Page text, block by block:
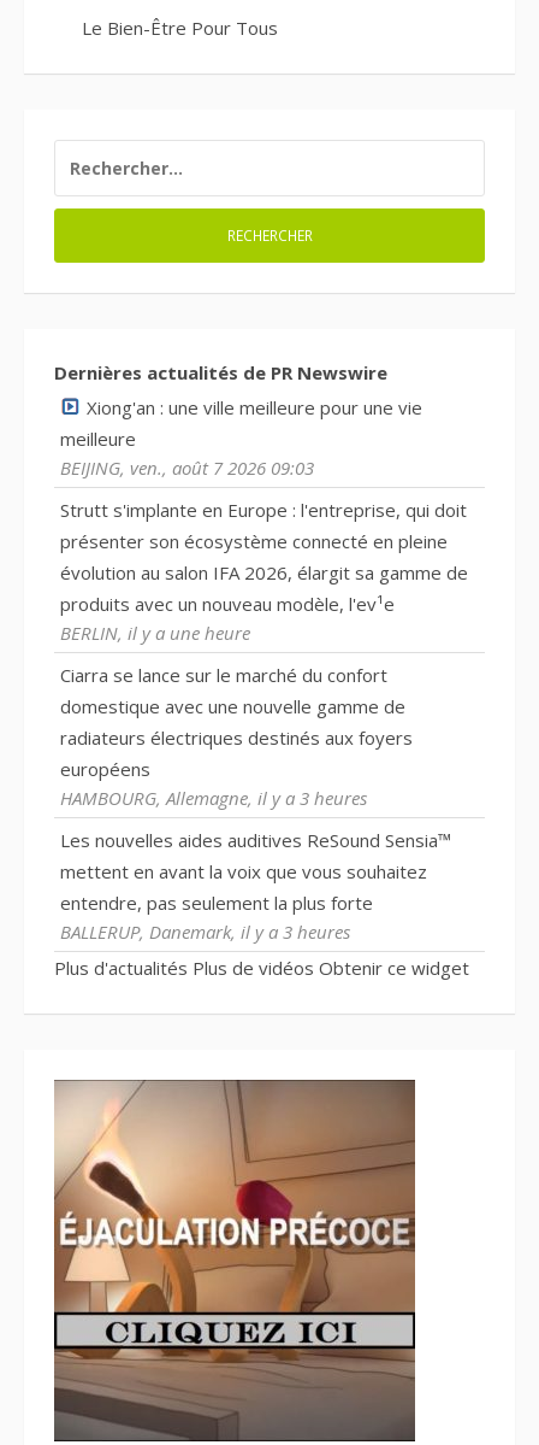
Le Bien-Être Pour Tous
Dernières actualités de PR Newswire
Xiong'an : une ville meilleure pour une vie
meilleure
BEIJING, ven., août 7 2026 09:03
Strutt s'implante en Europe : l'entreprise, qui doit
présenter son écosystème connecté en pleine
évolution au salon IFA 2026, élargit sa gamme de
produits avec un nouveau modèle, l'ev¹e
BERLIN, il y a une heure
Ciarra se lance sur le marché du confort
domestique avec une nouvelle gamme de
radiateurs électriques destinés aux foyers
européens
HAMBOURG, Allemagne, il y a 3 heures
Les nouvelles aides auditives ReSound Sensia™
mettent en avant la voix que vous souhaitez
entendre, pas seulement la plus forte
BALLERUP, Danemark, il y a 3 heures
Plus d'actualités Plus de vidéos Obtenir ce widget